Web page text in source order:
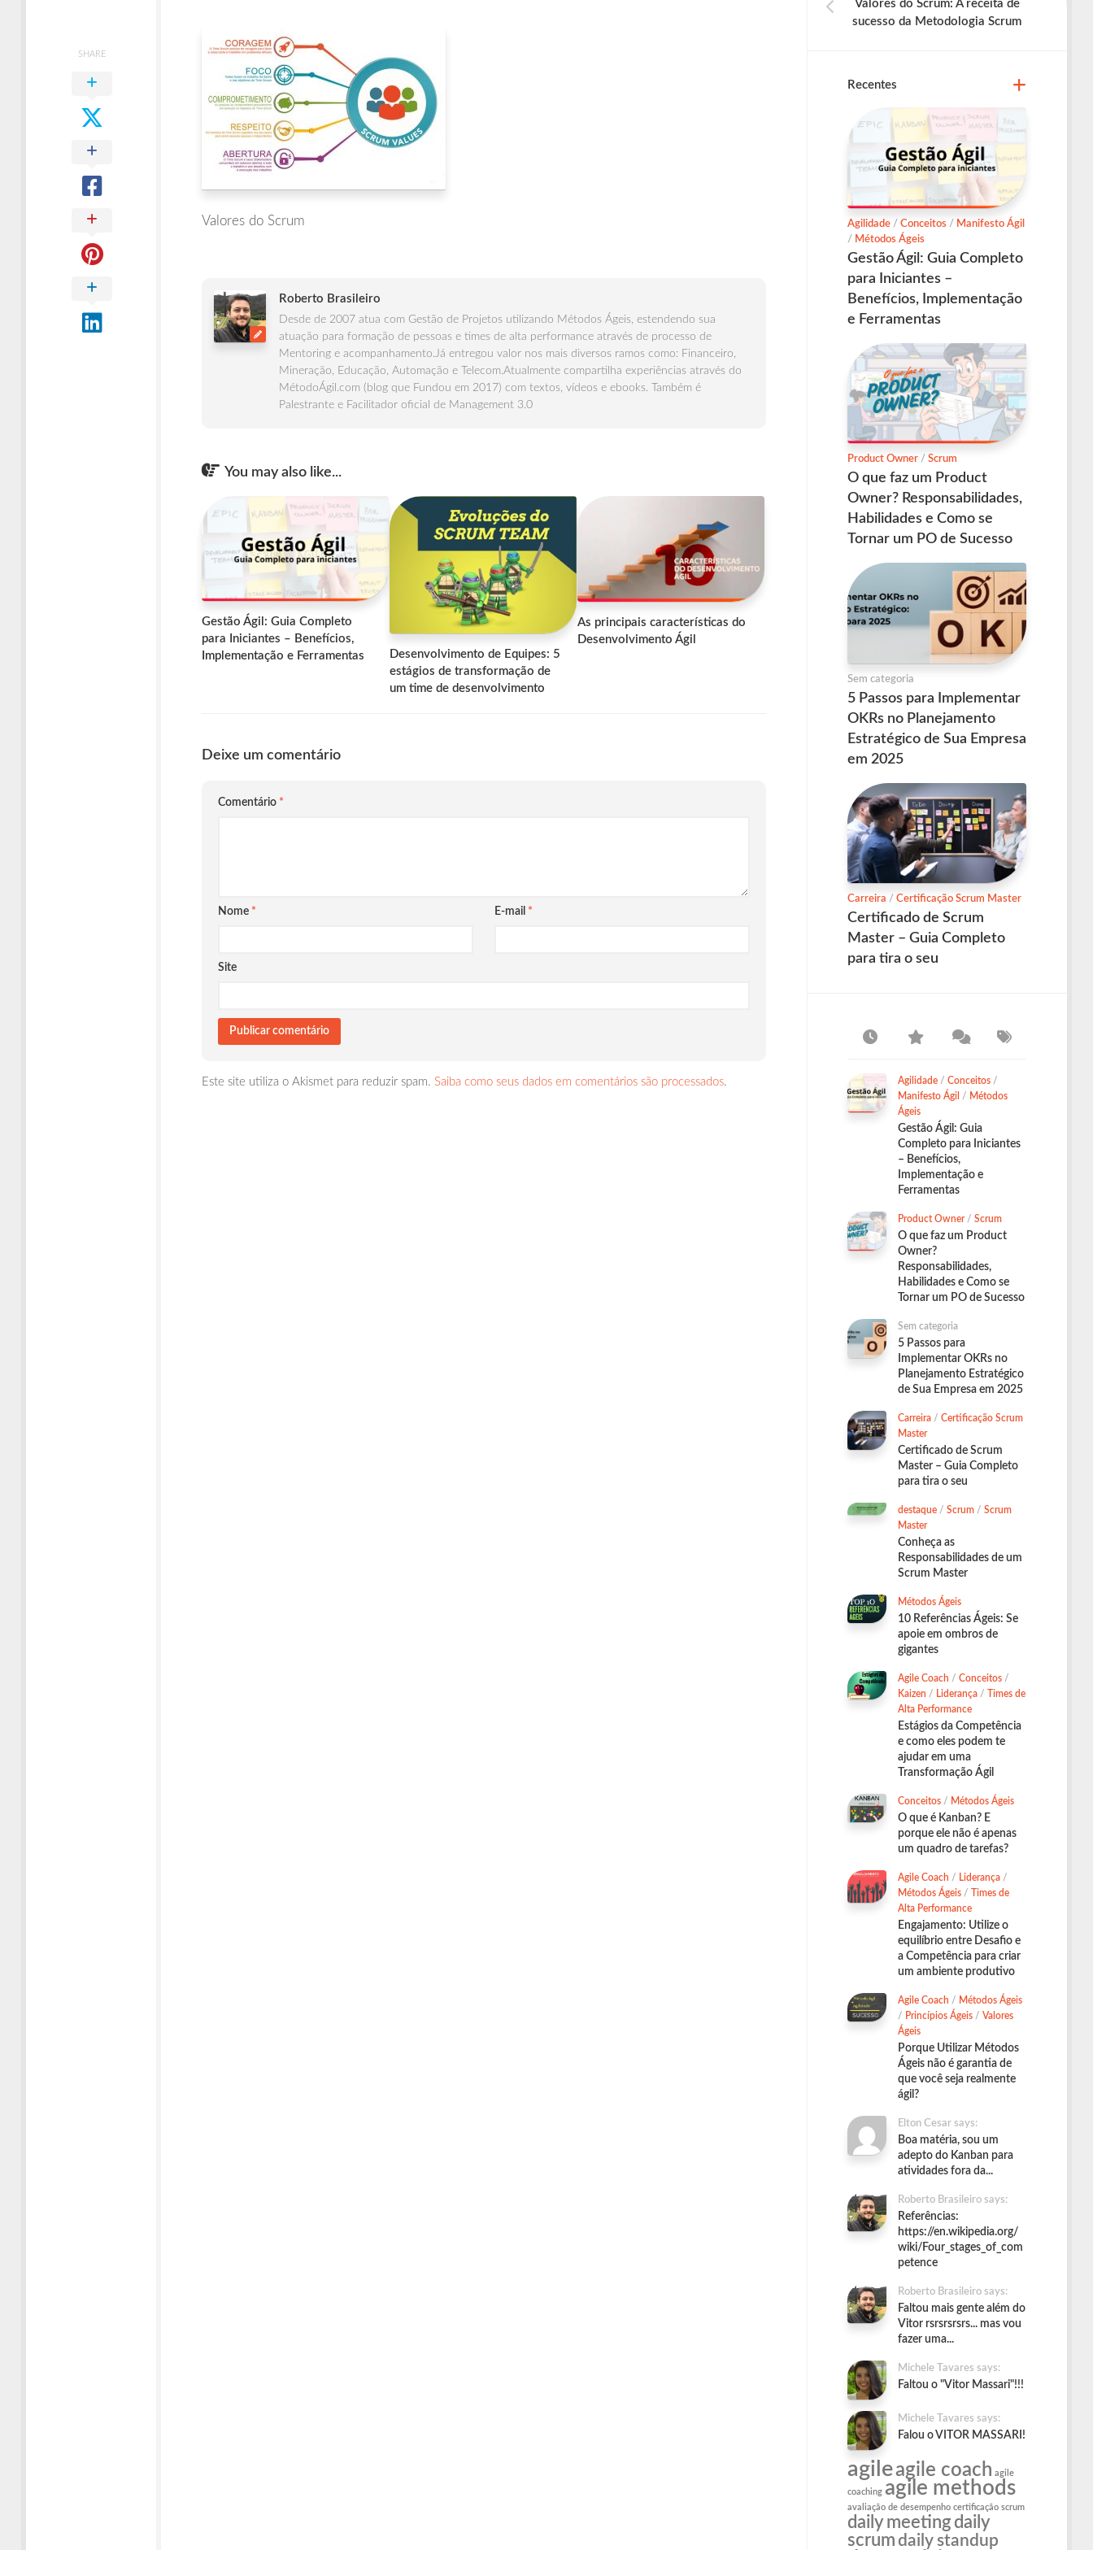
Valores do Scrum
SHARE
Roberto Brasileiro
Desde de 2007 atua com Gestão de Projetos utilizando Métodos Ágeis, estendendo sua
atuação para formação de pessoas e times de alta performance através de processo de
Mentoring e acompanhamento.Já entregou valor nos mais diversos ramos como: Financeiro,
Mineração, Educação, Automação e Telecom.Atualmente compartilha experiências através do
MétodoÁgil.com (blog que Fundou em 2017) com textos, vídeos e ebooks. Também é
Palestrante e Facilitador oficial de Management 3.0
You may also like...
Gestão Ágil: Guia Completo
para Iniciantes – Benefícios,
Implementação e Ferramentas
Desenvolvimento de Equipes: 5
estágios de transformação de
um time de desenvolvimento
As principais características do
Desenvolvimento Ágil
Deixe um comentário
Comentário *
Nome * E-mail *
Site
Este site utiliza o Akismet para reduzir spam. Saiba como seus dados em comentários são processados.
Valores do Scrum: A receita de
sucesso da Metodologia Scrum
Recentes
Agilidade / Conceitos / Manifesto Ágil
/ Métodos Ágeis
Gestão Ágil: Guia Completo
para Iniciantes –
Benefícios, Implementação
e Ferramentas
Product Owner / Scrum
O que faz um Product
Owner? Responsabilidades,
Habilidades e Como se
Tornar um PO de Sucesso
Sem categoria
5 Passos para Implementar
OKRs no Planejamento
Estratégico de Sua Empresa
em 2025
Carreira / Certificação Scrum Master
Certificado de Scrum
Master – Guia Completo
para tira o seu
Agilidade / Conceitos /
Manifesto Ágil / Métodos
Ágeis
Gestão Ágil: Guia
Completo para Iniciantes
– Benefícios,
Implementação e
Ferramentas
Product Owner/ Scrum
O que faz um Product
Owner?
Responsabilidades,
Habilidades e Como se
Tornar um PO de Sucesso
Sem categoria
5 Passos para
Implementar OKRs no
Planejamento Estratégico
de Sua Empresa em 2025
Carreira / Certificação Scrum
Master
Certificado de Scrum
Master – Guia Completo
para tira o seu
destaque / Scrum / Scrum
Master
Conheça as
Responsabilidades de um
Scrum Master
Métodos Ágeis
10 Referências Ágeis: Se
apoie em ombros de
gigantes
Agile Coach / Conceitos /
Kaizen / Liderança / Times de
Alta Performance
Estágios da Competência
e como eles podem te
ajudar em uma
Transformação Ágil
Conceitos / Métodos Ágeis
O que é Kanban? E
porque ele não é apenas
um quadro de tarefas?
Agile Coach / Liderança /
Métodos Ágeis / Times de
Alta Performance
Engajamento: Utilize o
equilíbrio entre Desafio e
a Competência para criar
um ambiente produtivo
Agile Coach / Métodos Ágeis
/ Princípios Ágeis / Valores
Ágeis
Porque Utilizar Métodos
Ágeis não é garantia de
que você seja realmente
ágil?
Elton Cesar says:
Boa matéria, sou um
adepto do Kanban para
atividades fora da...
Roberto Brasileiro says:
Referências:
https://en.wikipedia.org/
wiki/Four_stages_of_com
petence
Roberto Brasileiro says:
Faltou mais gente além do
Vitor rsrsrsrsrs... mas vou
fazer uma...
Michele Tavares says:
Faltou o "Vitor Massari"!!!
Michele Tavares says:
Falou o VITOR MASSARI!
agileagile coach agile
coaching agile methods
avaliação de desempenho certificação scrum
daily meeting daily
scrumdaily standup